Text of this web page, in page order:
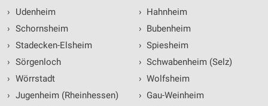
›
Udenheim
› Schornsheim
› Stadecken-Elsheim
› Sörgenloch
› Wörrstadt
› Jugenheim (Rheinhessen)
› Hahnheim
› Bubenheim
› Spiesheim
› Schwabenheim (Selz)
› Wolfsheim
› Gau-Weinheim